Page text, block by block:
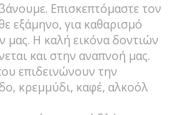
Επισκεπτόμαστε τον
εξάμηνο, για καθαρισμό
μας. Η καλή εικόνα δοντιών
και στην αναπνοή μας.
επιδεινώνουν την
κρεμμύδι, καφέ, αλκοόλ